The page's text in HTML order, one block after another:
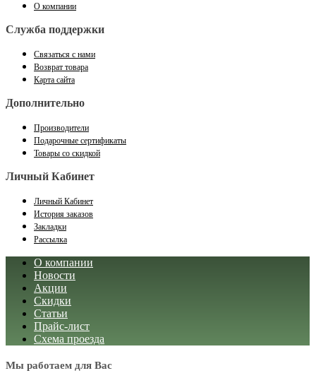
О компании
Служба поддержки
Связаться с нами
Возврат товара
Карта сайта
Дополнительно
Производители
Подарочные сертификаты
Товары со скидкой
Личный Кабинет
Личный Кабинет
История заказов
Закладки
Рассылка
О компании
Новости
Акции
Скидки
Статьи
Прайс-лист
Схема проезда
Мы работаем для Вас